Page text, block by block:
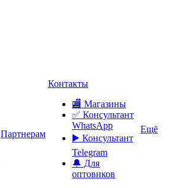
Партнерам
Контакты
🏬 Магазины
✅️ Консультант
WhatsApp
▶️ Консультант
Telegram
🔔 Для
оптовиков
Ещё